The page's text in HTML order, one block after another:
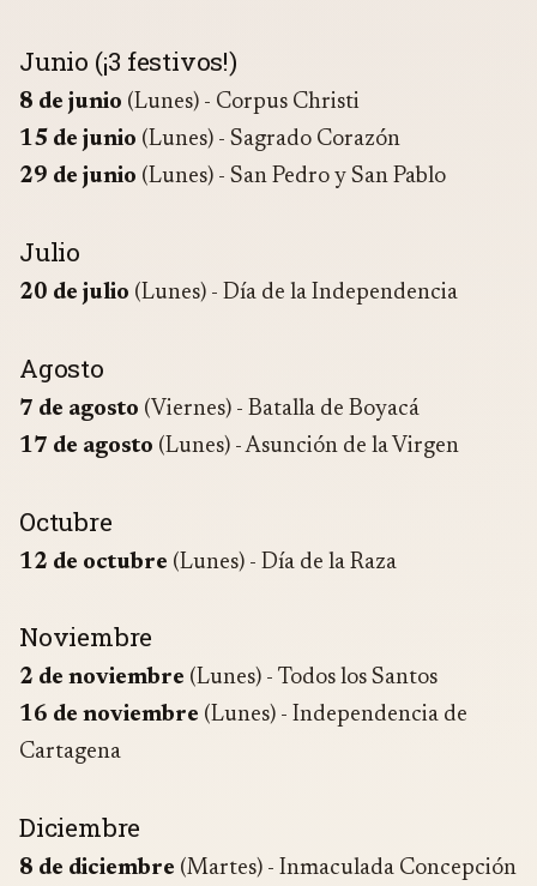
Junio (¡3 festivos!)
8 de junio (Lunes) - Corpus Christi
15 de junio (Lunes) - Sagrado Corazón
29 de junio (Lunes) - San Pedro y San Pablo
Julio
20 de julio (Lunes) - Día de la Independencia
Agosto
7 de agosto (Viernes) - Batalla de Boyacá
17 de agosto (Lunes) - Asunción de la Virgen
Octubre
12 de octubre (Lunes) - Día de la Raza
Noviembre
2 de noviembre (Lunes) - Todos los Santos
16 de noviembre (Lunes) - Independencia de
Cartagena
Diciembre
8 de diciembre (Martes) - Inmaculada Concepción